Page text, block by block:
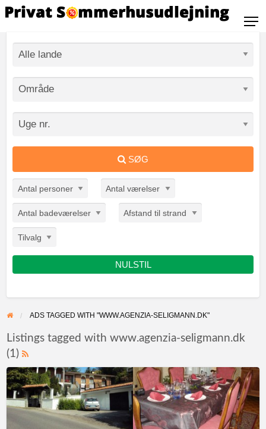
SØG
Antal personer Antal værelser
Antal badeværelser Afstand til strand
Tilvalg
NULSTIL
ADS TAGGED WITH "WWW.AGENZIA-SELIGMANN.DK"
Listings tagged with www.agenzia-seligmann.dk
(1)